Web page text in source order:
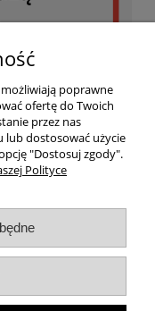
poprawne
ofertę do Twoich
przez nas
lub dostosować użycie
"Dostosuj zgody".
Polityce